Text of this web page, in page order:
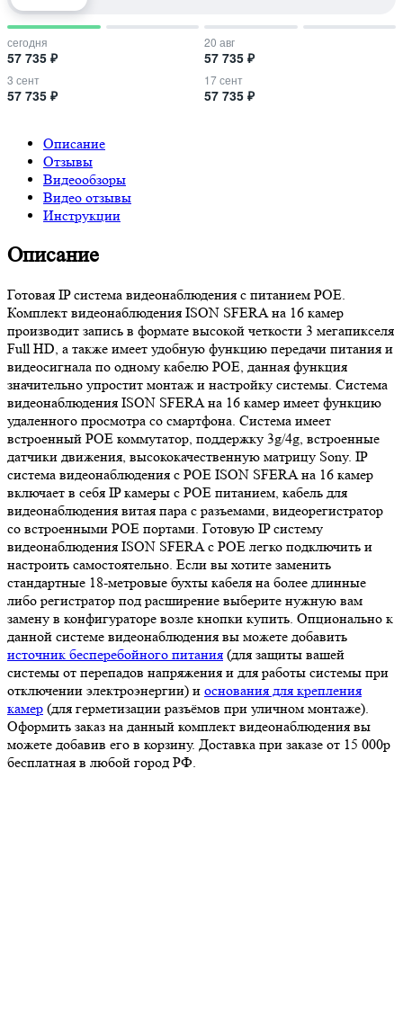
сегодня
57 735 ₽
20 авг
57 735 ₽
3 сент
57 735 ₽
17 сент
57 735 ₽
Описание
Отзывы
Видеообзоры
Видео отзывы
Инструкции
Описание
Готовая IP система видеонаблюдения с питанием POE.
Комплект видеонаблюдения ISON SFERA на 16 камер
производит запись в формате высокой четкости 3 мегапикселя
Full HD, а также имеет удобную функцию передачи питания и
видеосигнала по одному кабелю POE, данная функция
значительно упростит монтаж и настройку системы. Система
видеонаблюдения ISON SFERA на 16 камер имеет функцию
удаленного просмотра со смартфона. Система имеет
встроенный POE коммутатор, поддержку 3g/4g, встроенные
датчики движения, высококачественную матрицу Sony. IP
система видеонаблюдения с POE ISON SFERA на 16 камер
включает в себя IP камеры с POE питанием, кабель для
видеонаблюдения витая пара с разъемами, видеорегистратор
со встроенными POE портами. Готовую IP систему
видеонаблюдения ISON SFERA с POE легко подключить и
настроить самостоятельно. Если вы хотите заменить
стандартные 18-метровые бухты кабеля на более длинные
либо регистратор под расширение выберите нужную вам
замену в конфигураторе возле кнопки купить. Опционально к
данной системе видеонаблюдения вы можете добавить
источник бесперебойного питания (для защиты вашей
системы от перепадов напряжения и для работы системы при
отключении электроэнергии) и основания для крепления
камер (для герметизации разъёмов при уличном монтаже).
Оформить заказ на данный комплект видеонаблюдения вы
можете добавив его в корзину. Доставка при заказе от 15 000р
бесплатная в любой город РФ.